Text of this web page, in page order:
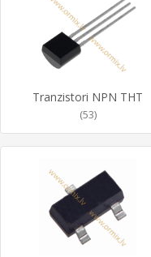
Tranzistori NPN THT
(53)